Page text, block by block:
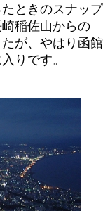
ときのスナッ
稲佐山からの
が、やはり函
りです。